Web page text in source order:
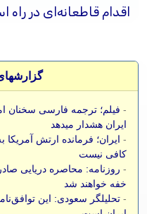
اقدام قاطعانه‌ای در راه
- فیلم؛ ترجمه فارسی سخنان
ایران هشدار میدهد
- ایران؛ فرمانده ارتش
کافی نیست
- روزنامه: محاصره دریایی
خفه خواهند شد
- تحلیلگر سعودی: این